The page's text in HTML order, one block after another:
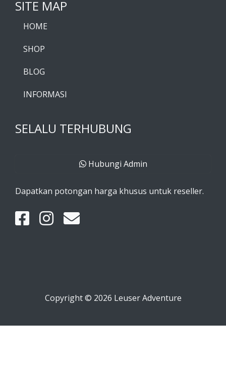
SITE MAP
HOME
SHOP
BLOG
INFORMASI
SELALU TERHUBUNG
Hubungi Admin
Dapatkan potongan harga khusus untuk reseller.
Copyright © 2026 Leuser Adventure